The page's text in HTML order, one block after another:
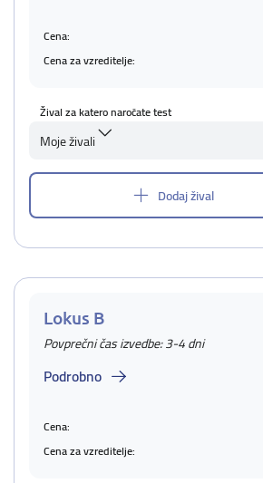
Cena:
Cena za vzreditelje:
Žival za katero naročate test
Moje živali
Dodaj žival
Lokus B
Povprečni čas izvedbe: 3-4 dni
Podrobno
Cena:
Cena za vzreditelje: